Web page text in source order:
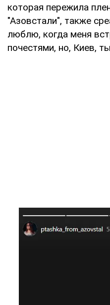
которая пережила
"Азовстали", также
люблю, когда меня
почестями, но, Киев,